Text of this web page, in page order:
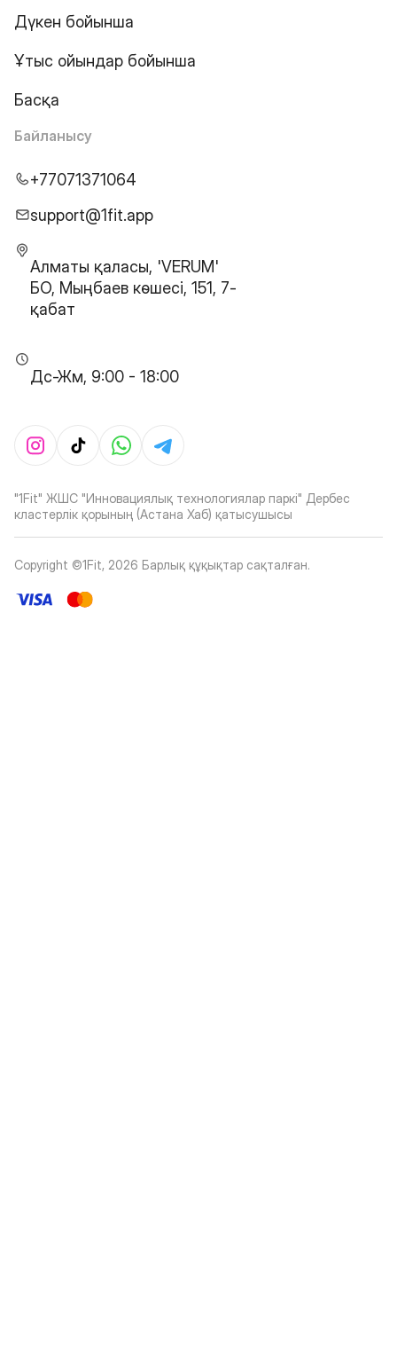
Дүкен бойынша
Ұтыс ойындар бойынша
Басқа
Байланысу
+77071371064
support@1fit.app
Алматы қаласы, 'VERUM'
БО, Мыңбаев көшесі, 151, 7-
қабат
Дс-Жм, 9:00 - 18:00
"1Fit" ЖШС "Инновациялық технологиялар паркі" Дербес
кластерлік қорының (Астана Хаб) қатысушысы
Copyright ©1Fit, 2026 Барлық құқықтар сақталған.